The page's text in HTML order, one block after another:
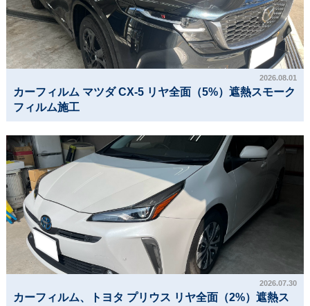
2026.08.01
カーフィルム マツダ CX-5 リヤ全面（5%）遮熱スモーク
フィルム施工
2026.07.30
カーフィルム、トヨタ プリウス リヤ全面（2%）遮熱ス